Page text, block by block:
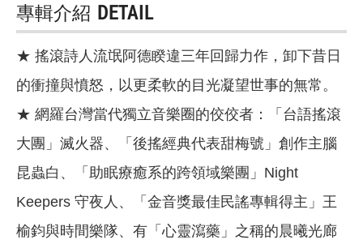
專輯介紹 DETAIL
★ 搖滾詩人流氓阿德睽違三年回歸力作，卸下昔日
的衝撞與憤怒，以更柔軟的目光凝望世事的無常。
★ 網羅台灣當代獨立音樂圈的佼佼者：「台語搖滾
大團」滅火器、「後搖經典代表甜梅號」創作主腦
昆蟲白、「助眠療癒系的跨領域樂團」Night
Keepers 守夜人、「金音獎最佳民謠專輯得主」王
榆鈞與時間樂隊、有「心靈瀉藥」之稱的晨曦光廊